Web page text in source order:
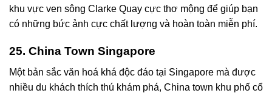
khu vực ven sông Clarke Quay cực thơ mộng để giúp bạn
có những bức ảnh cực chất lượng và hoàn toàn miễn phí.
25. China Town Singapore
Một bản sắc văn hoá khá độc đáo tại Singapore mà được
nhiều du khách thích thú khám phá, China town khu phố cổ